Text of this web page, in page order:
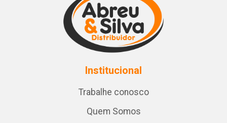
Institucional
Trabalhe conosco
Quem Somos